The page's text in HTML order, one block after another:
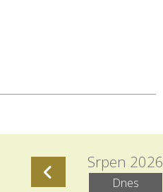
Srpen 2026
Dnes